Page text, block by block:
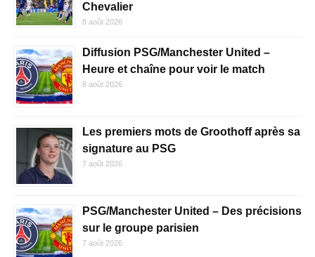
Chevalier
8 août 2026
Diffusion PSG/Manchester United –
Heure et chaîne pour voir le match
8 août 2026
Les premiers mots de Groothoff après sa
signature au PSG
7 août 2026
PSG/Manchester United – Des précisions
sur le groupe parisien
7 août 2026